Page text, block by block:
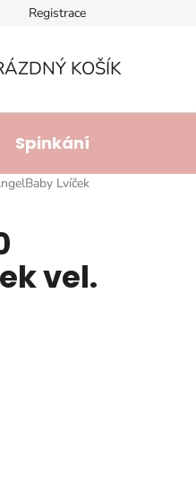
pro vyřízení reklamace
Registrace
KOŠÍK
Spinkání
Lvíček
vel.